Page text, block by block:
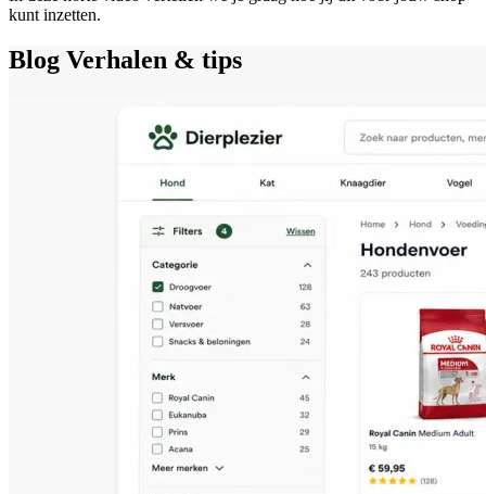
kunt inzetten.
Blog Verhalen & tips